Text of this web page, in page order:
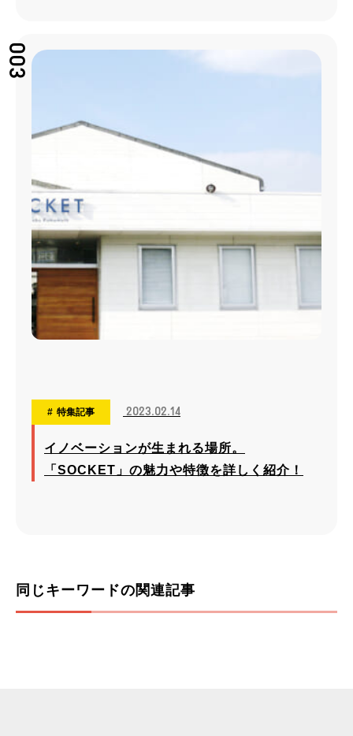
003
特集記事 2023.02.14
イノベーションが生まれる場所。
「SOCKET」の魅力や特徴を詳しく紹介！
同じキーワードの関連記事